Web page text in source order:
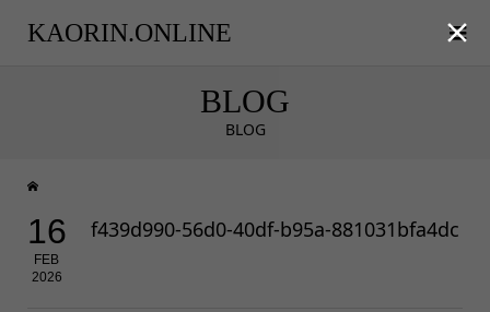
KAORIN.ONLINE
BLOG
BLOG
16
FEB
2026
f439d990-56d0-40df-b95a-881031bfa4dc
